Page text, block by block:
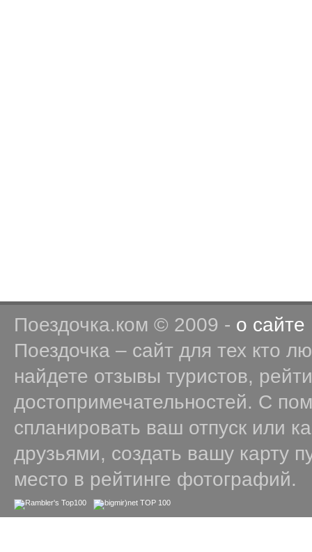
Поездочка.ком © 2009 - о сайте
Поездочка – сайт для тех кто
найдете отзывы туристов,
достопримечательностей. С
спланировать ваш отпуск или
друзьями, создать вашу карту
место в рейтинге фотографий.